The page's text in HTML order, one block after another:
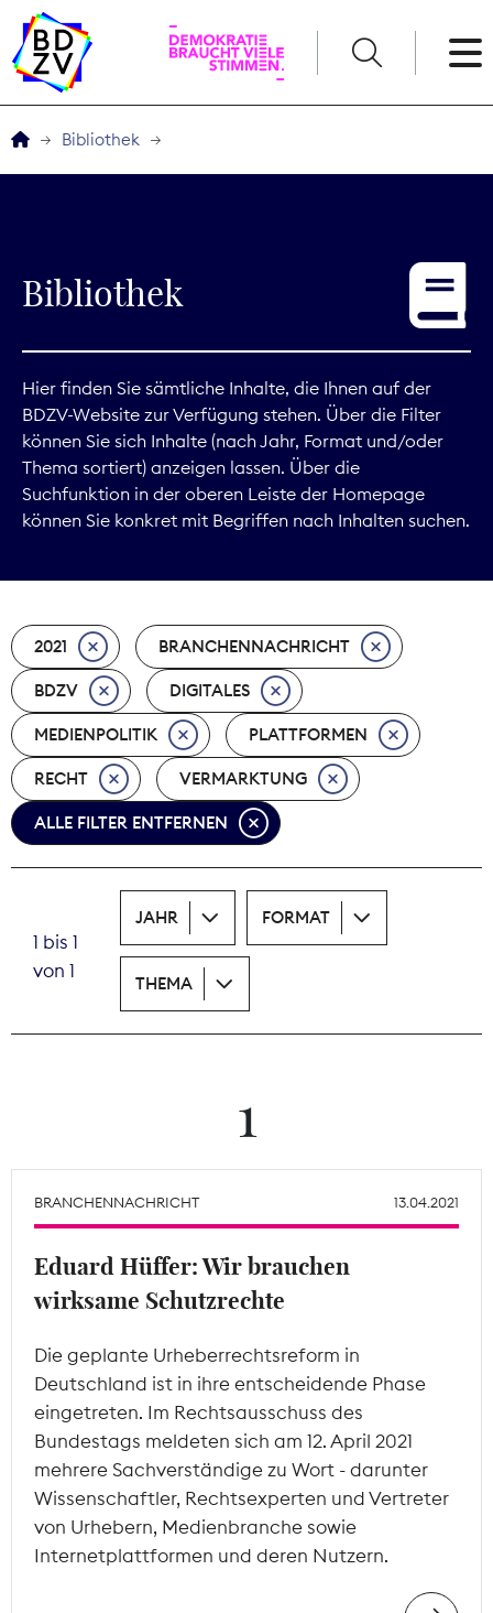
Service
Digitales
Kommunikation
Marktdaten
Nachhaltigkeit
Nachwuchs
Nova Award
Pressefreiheit
Print
Recht
Tarifpolitik
Theodor-Wolff-Preis
Mitgliederbereich
Bibliothek
Bibliothek
Hier finden Sie sämtliche Inhalte, die Ihnen auf der
BDZV-Website zur Verfügung stehen. Über die Filter
können Sie sich Inhalte (nach Jahr, Format und/oder
Thema sortiert) anzeigen lassen. Über die
Suchfunktion in der oberen Leiste der Homepage
können Sie konkret mit Begriffen nach Inhalten suchen.
2021 BRANCHENNACHRICHT
BDZV DIGITALES
MEDIENPOLITIK PLATTFORMEN
RECHT VERMARKTUNG
ALLE FILTER ENTFERNEN
1 bis 1
von 1
JAHR FORMAT
THEMA
1
BRANCHENNACHRICHT 13.04.2021
Eduard Hüffer: Wir brauchen
wirksame Schutzrechte
Die geplante Urheberrechtsreform in
Deutschland ist in ihre entscheidende Phase
eingetreten. Im Rechtsausschuss des
Bundestags meldeten sich am 12. April 2021
mehrere Sachverständige zu Wort - darunter
Wissenschaftler, Rechtsexperten und Vertreter
von Urhebern, Medienbranche sowie
Internetplattformen und deren Nutzern.